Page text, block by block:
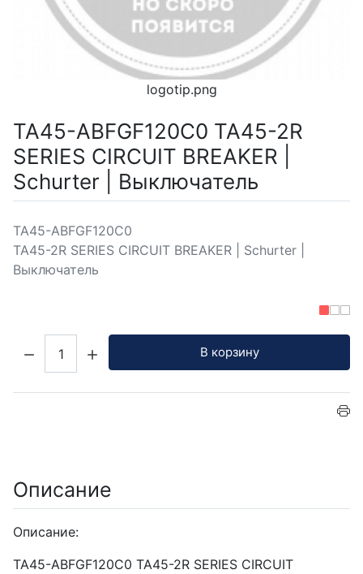
logotip.png
TA45-ABFGF120C0 TA45-2R
SERIES CIRCUIT BREAKER |
Schurter | Выключатель
TA45-ABFGF120C0
TA45-2R SERIES CIRCUIT BREAKER | Schurter |
Выключатель
В корзину
Описание
Описание:
TA45-ABFGF120C0 TA45-2R SERIES CIRCUIT